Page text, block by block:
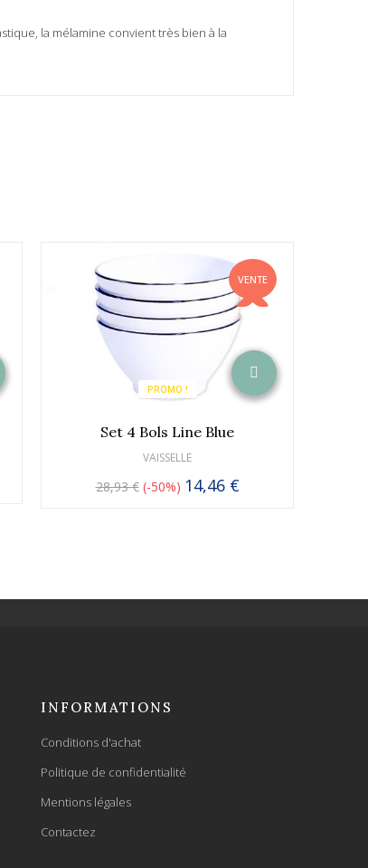
la mélamine convient très bien à la
PROMO !
VENTE
Set 4 Bols Line Blue
VAISSELLE
28,93 € -50% 14,46 €
INFORMATIONS
Conditions d'achat
Politique de confidentialité
Mentions légales
Contactez